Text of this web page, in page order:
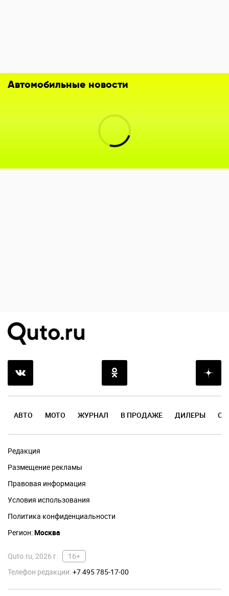
Автомобильные новости
АВТО МОТО ЖУРНАЛ В ПРОДАЖЕ ДИЛЕРЫ
Редакция
Размещение рекламы
Правовая информация
Условия использования
Политика конфиденциальности
Регион:Москва
Quto.ru, 2026 г.
16+
Телефон редакции:+7 495 785-17-00